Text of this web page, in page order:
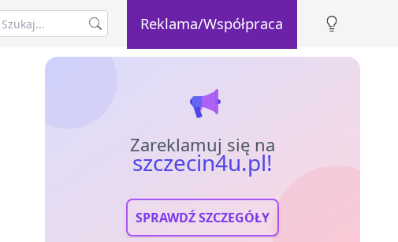
Reklama/Współpraca
Zareklamuj się na
szczecin4u.pl!
SPRAWDŹ SZCZEGÓŁY